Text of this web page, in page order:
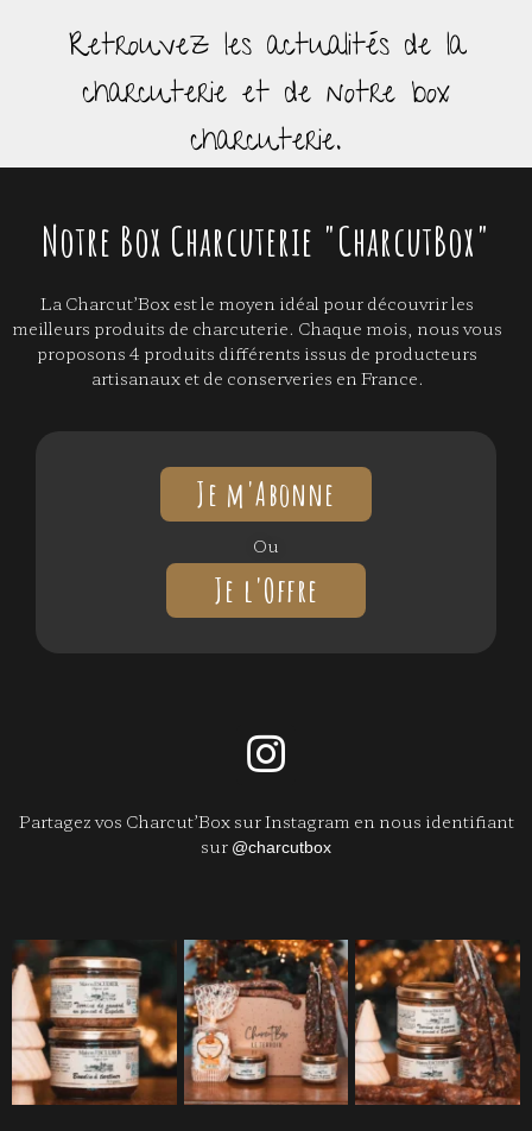
Retrouvez les actualités de la
charcuterie et de notre box
charcuterie.
Notre Box Charcuterie "CharcutBox"
La Charcut’Box est le moyen idéal pour découvrir les
meilleurs produits de charcuterie. Chaque mois, nous vous
proposons 4 produits différents issus de producteurs
artisanaux et de conserveries en France.
Je m'Abonne
Ou
Je l'Offre
Partagez vos Charcut’Box sur Instagram en nous identifiant
sur @charcutbox